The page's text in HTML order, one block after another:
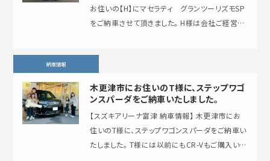
お住いの【H】にマセラティ グランツーリズモSP
をご納車させて頂きました。 H様は会社ご経営の
納車情報
木更津市にお住いのT様に、ステップワゴ
ンスパーダをご納車いたしました。
【スズキアリーナ富津 納車情報】 木更津市にお
住いのT様に、ステップワゴンスパーダをご納車い
たしました。 T様には以前にもCR-Vもご購入いた